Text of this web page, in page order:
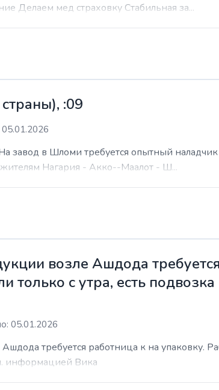
Делаем мед страховку Стабильная за...
:09
завод в Шломи требуется опытный
Нагария - Акко--Маалот - Ш...
возле Ашдода
только с утра, есть
05.01.2026
требуется работница к на упаковку.
информацией Вика